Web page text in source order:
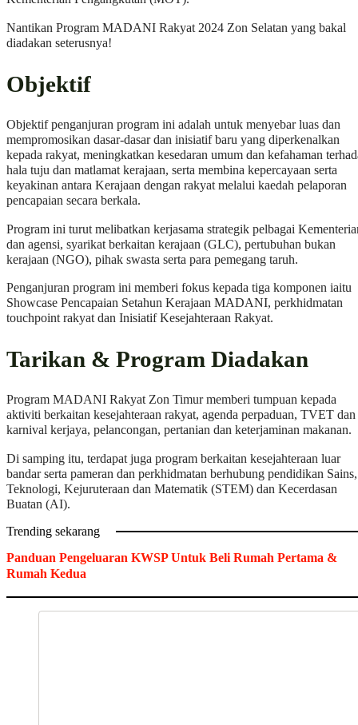
Nantikan Program MADANI Rakyat 2024 Zon Selatan yang bakal
diadakan seterusnya!
Objektif
Objektif penganjuran program ini adalah untuk menyebar luas dan
mempromosikan dasar-dasar dan inisiatif baru yang diperkenalkan
kepada rakyat, meningkatkan kesedaran umum dan kefahaman
hala tuju dan matlamat kerajaan, serta membina kepercayaan serta
keyakinan antara Kerajaan dengan rakyat melalui kaedah pelaporan
pencapaian secara berkala.
Program ini turut melibatkan kerjasama strategik pelbagai
dan agensi, syarikat berkaitan kerajaan (GLC), pertubuhan bukan
kerajaan (NGO), pihak swasta serta para pemegang taruh.
Penganjuran program ini memberi fokus kepada tiga komponen iaitu
Showcase Pencapaian Setahun Kerajaan MADANI, perkhidmatan
touchpoint rakyat dan Inisiatif Kesejahteraan Rakyat.
Tarikan & Program Diadakan
Program MADANI Rakyat Zon Timur memberi tumpuan kepada
aktiviti berkaitan kesejahteraan rakyat, agenda perpaduan, TVET dan
karnival kerjaya, pelancongan, pertanian dan keterjaminan makanan.
Di samping itu, terdapat juga program berkaitan kesejahteraan luar
bandar serta pameran dan perkhidmatan berhubung pendidikan Sains,
Teknologi, Kejuruteraan dan Matematik (STEM) dan Kecerdasan
Buatan (AI).
Trending sekarang
Panduan Pengeluaran KWSP Untuk Beli Rumah Pertama &
Rumah Kedua